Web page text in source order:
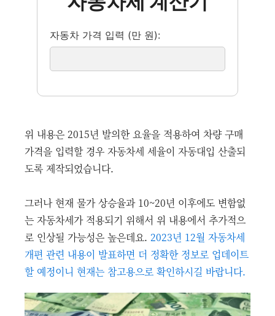
자동차 가격 입력 (만 원):
위 내용은 2015년 발의한 요율을 적용하여 차량 구매
가격을 입력할 경우 자동차세 세율이 자동대입 산출되
도록 제작되었습니다.
그러나 현재 물가 상승율과 10~20년 이후에도 변함없
는 자동차세가 적용되기 위해서 위 내용에서 추가적으
로 인상될 가능성은 높은데요. 2023년 12월 자동차세
개편 관련 내용이 발표하면 더 정확한 정보로 업데이트
할 예정이니 현재는 참고용으로 확인하시길 바랍니다.